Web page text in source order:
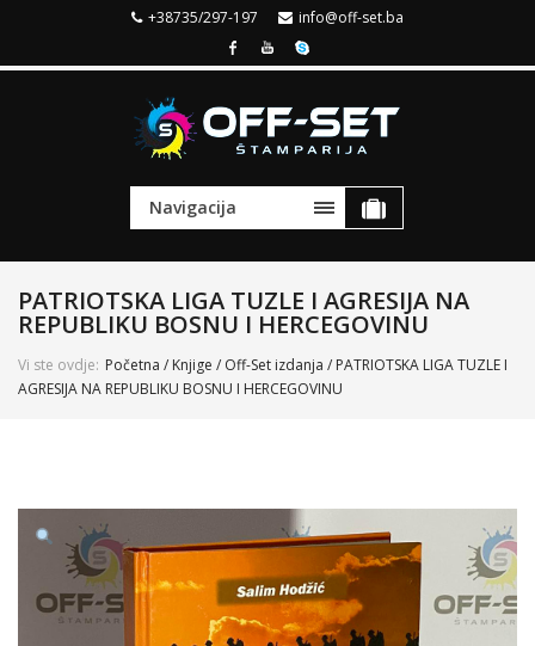
+38735/297-197 info@off-set.ba
Navigacija
PATRIOTSKA LIGA TUZLE I AGRESIJA NA
REPUBLIKU BOSNU I HERCEGOVINU
Vi ste ovdje: Početna / Knjige / Off-Set izdanja / PATRIOTSKA LIGA TUZLE I
AGRESIJA NA REPUBLIKU BOSNU I HERCEGOVINU